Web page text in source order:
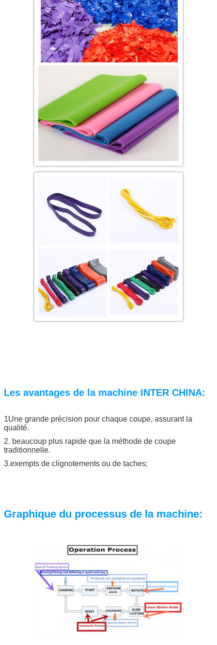
Les avantages de la machine INTER CHINA:
1Une grande précision pour chaque coupe, assurant la
qualité.
2. beaucoup plus rapide que la méthode de coupe
traditionnelle.
3.exempts de clignotements ou de taches;
Graphique du processus de la machine: